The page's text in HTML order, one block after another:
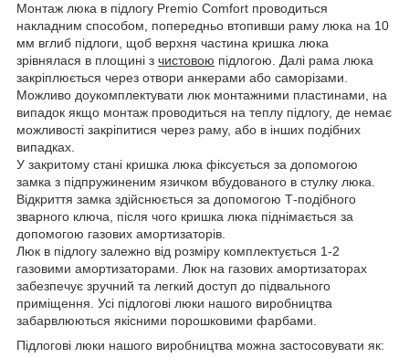
Монтаж люка в підлогу Premio Comfort проводиться
накладним способом, попередньо втопивши раму люка на 10
мм вглиб підлоги, щоб верхня частина кришка люка
зрівнялася в площині з чистовою підлогою. Далі рама люка
закріплюється через отвори анкерами або саморізами.
Можливо доукомплектувати люк монтажними пластинами, на
випадок якщо монтаж проводиться на теплу підлогу, де немає
можливості закріпитися через раму, або в інших подібних
випадках.
У закритому стані кришка люка фіксується за допомогою
замка з підпружиненим язичком вбудованого в стулку люка.
Відкриття замка здійснюється за допомогою Т-подібного
зварного ключа, після чого кришка люка піднімається за
допомогою газових амортизаторів.
Люк в підлогу залежно від розміру комплектується 1-2
газовими амортизаторами. Люк на газових амортизаторах
забезпечує зручний та легкий доступ до підвального
приміщення. Усі підлогові люки нашого виробництва
забарвлюються якісними порошковими фарбами.
Підлогові люки нашого виробництва можна застосовувати як: